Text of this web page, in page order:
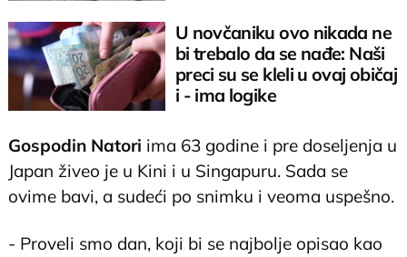
U novčaniku ovo nikada ne
bi trebalo da se nađe: Naši
preci su se kleli u ovaj običaj
i - ima logike
Gospodin Natori ima 63 godine i pre doseljenja u
Japan živeo je u Kini i u Singapuru. Sada se
ovime bavi, a sudeći po snimku i veoma uspešno.
- Proveli smo dan, koji bi se najbolje opisao kao